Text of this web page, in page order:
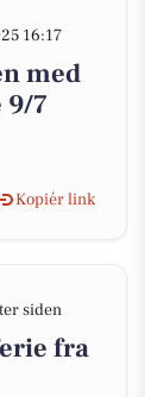
16:17
med
9/7
Kopiér link
siden
fra